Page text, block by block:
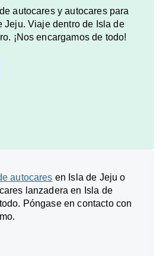
autocares y autocares para
Jeju. Viaje dentro de Isla de
¡Nos encargamos de todo!
autocares en Isla de Jeju o
lanzadera en Isla de
Póngase en contacto con